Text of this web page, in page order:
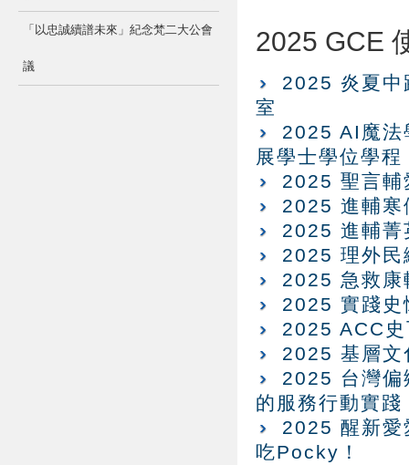
「以忠誠續譜未來」紀念梵二大公會
議
2025 GCE
2025 炎夏中
室
2025 AI魔法
展學士學位學程
2025 聖言輔
2025 進輔寒
2025 進輔菁
2025 理外民
2025 急救康
2025 實踐史
2025 ACC
2025 基層文
2025 台灣偏
的服務行動實踐
2025 醒新愛
吃Pocky！